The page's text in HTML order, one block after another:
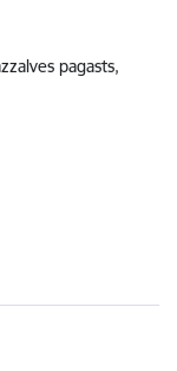
pagasts,